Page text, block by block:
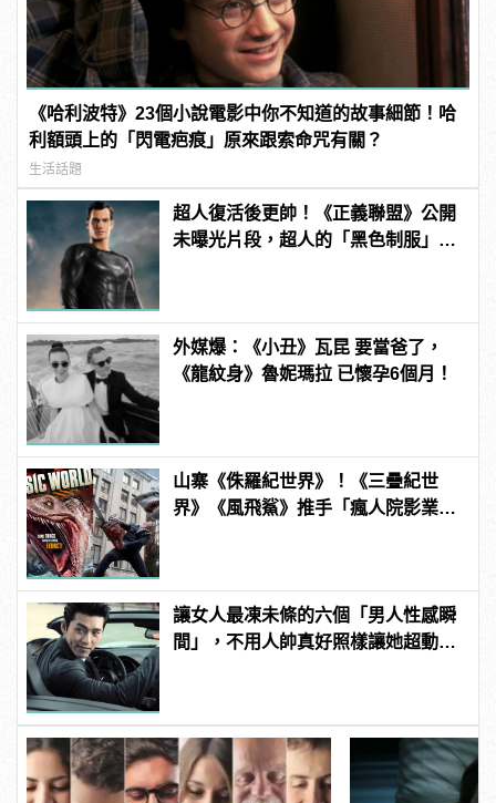
《哈利波特》23個小說電影中你不知道的故事細節！哈
利額頭上的「閃電疤痕」原來跟索命咒有關？
生活話題
超人復活後更帥！《正義聯盟》公開
未曝光片段，超人的「黑色制服」首
外媒爆：《小丑》瓦昆 要當爸了，
《龍紋身》魯妮瑪拉 已懷孕6個月！
山寨《侏羅紀世界》！《三疊紀世
界》《風飛鯊》推手「瘋人院影業」
讓女人最凍未條的六個「男人性感瞬
間」，不用人帥真好照樣讓她超動